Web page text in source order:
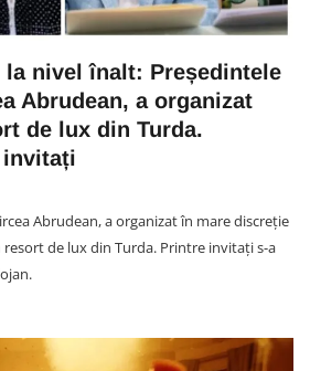
la nivel înalt: Președintele
Abrudean, a organizat
de lux din Turda.
Abrudean, a organizat în mare discreție
de lux din Turda. Printre invitați s-a